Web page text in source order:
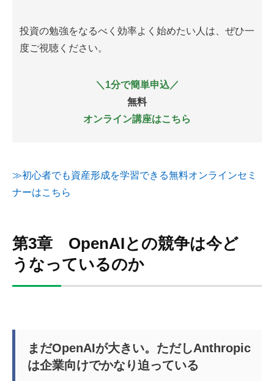
投資の勉強をなるべく効率よく始めたい人は、ぜひ一
度ご視聴ください。
＼1分で簡単申込／
無料
オンライン講座はこちら
≫初心者でも資産形成を学習できる無料オンラインセミ
ナーはこちら
第3章 OpenAIとの競争は今ど
うなっているのか
まだOpenAIが大きい。ただしAnthropic
は企業向けでかなり迫っている